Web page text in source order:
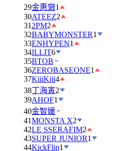
29金惠奫1
30ATEEZ2
31 2PM2
32BABYMONSTER1
33ENHYPEN1
34ILLIT6
35BTOB
36ZEROBASEONE1
37KiiiKiii4
38丁海寅2
39AHOF1
40金智媛
41MONSTA X2
42LE SSERAFIM2
43SUPER JUNIOR1
44KickFlip1